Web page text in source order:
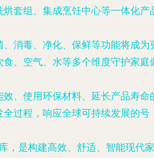
套组、集成烹饪中心等一体化产
、消毒、净化、保鲜等功能将成为
、空气、水等多个维度守护家庭
效、使用环保材料、延长产品寿命
过程，响应全球可持续发展的号
，是构建高效、舒适、智能现代家